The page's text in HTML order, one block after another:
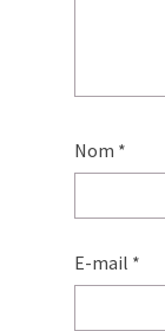
Nom *
E-mail *